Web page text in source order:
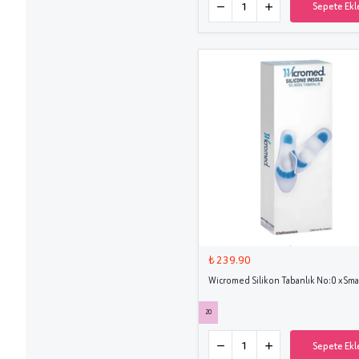
Sepete
₺ 239.90
Wicromed Silikon Tabanlık No:0
20
Sepete